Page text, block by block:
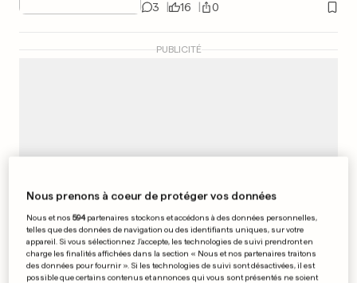
3 16 0
PUBLICITÉ
Nous prenons à coeur de protéger vos données
Nous et nos594partenaires stockons et accédons à des données personnelles,
telles que des données de navigation ou des identifiants uniques, sur votre
appareil. Si vous sélectionnez J'accepte, les technologies de suivi prendront en
charge les finalités affichées dans la section « Nous et nos partenaires traitons
des données pour fournir ». Si les technologies de suivi sont désactivées, il est
possible que certains contenus et annonces qui vous sont présentés ne soient